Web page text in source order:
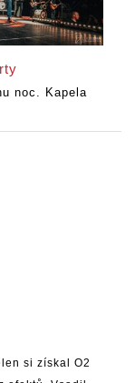
noc. Kapela